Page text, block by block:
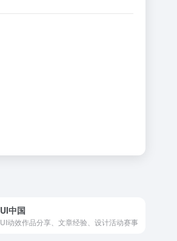
UI中国
UI动效作品分享、文章经验、设计活动赛事